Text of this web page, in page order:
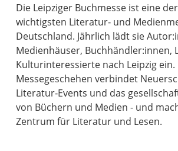
Die Leipziger Buchmesse ist eine
wichtigsten Literatur‑ und
Deutschland. Jährlich lädt sie
Medienhäuser, Buchhändler:innen,
Kulturinteressierte nach Leipzig ein.
Messegeschehen verbindet
Literatur‑Events und das
von Büchern und Medien - und
Zentrum für Literatur und Lesen.